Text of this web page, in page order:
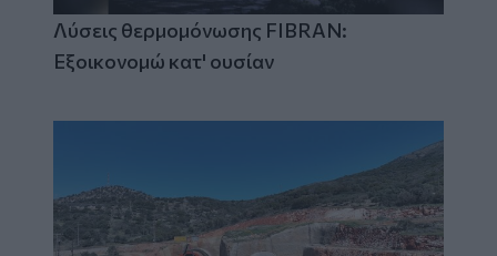
Λύσεις θερμομόνωσης FIBRAN:
Εξοικονομώ κατ' ουσίαν